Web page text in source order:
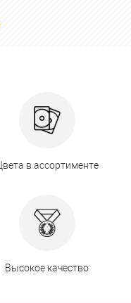
Цвета в ассортименте
Высокое качество